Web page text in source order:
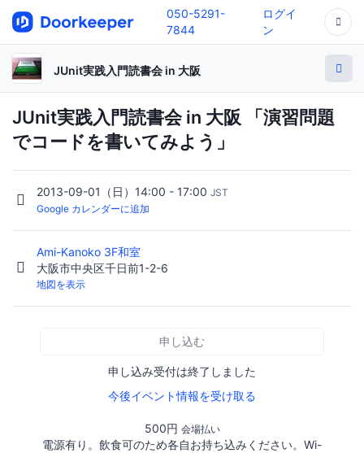
050-5291-
7844
ログイ
ン
JUnit実践入門読書会 in 大阪
JUnit実践入門読書会 in 大阪 「演習問題
でコードを書いてみよう」
2013-09-01（日）14:00 - 17:00 JST
Google カレンダーに追加
Ami-Kanoko 3F和室
大阪市中央区千日前1-2-6
地図を表示
申し込む
申し込み受付は終了しました
今後イベント情報を受け取る
500円 会場払い
電源有り。飲食可のため各自お持ち込みください。Wi-